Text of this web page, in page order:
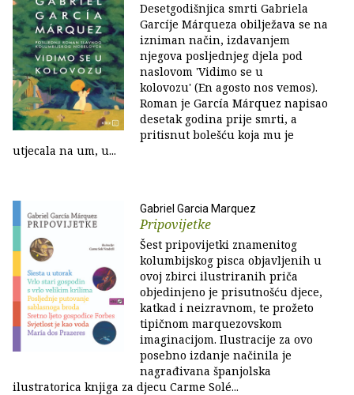
Desetgodišnjica smrti Gabriela
Garcíje Márqueza obilježava se na
izniman način, izdavanjem
njegova posljednjeg djela pod
naslovom 'Vidimo se u
kolovozu' (En agosto nos vemos).
Roman je García Márquez napisao
desetak godina prije smrti, a
pritisnut bolešću koja mu je
utjecala na um, u...
Gabriel Garcia Marquez
Pripovijetke
Šest pripovijetki znamenitog
kolumbijskog pisca objavljenih u
ovoj zbirci ilustriranih priča
objedinjeno je prisutnošću djece,
katkad i neizravnom, te prožeto
tipičnom marquezovskom
imaginacijom. Ilustracije za ovo
posebno izdanje načinila je
nagrađivana španjolska
ilustratorica knjiga za djecu Carme Solé...